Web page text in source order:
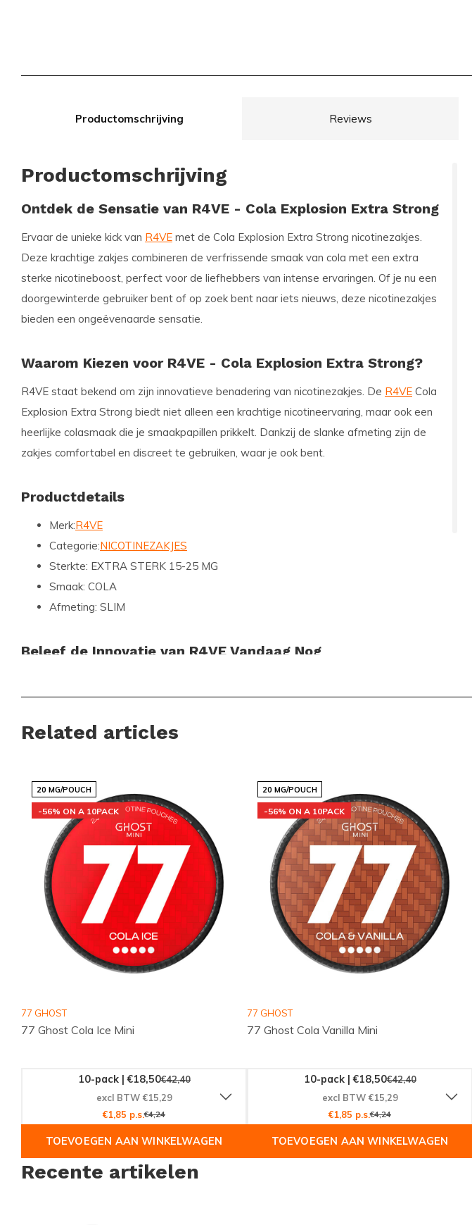
Productomschrijving Reviews
Productomschrijving
Ontdek de Sensatie van R4VE - Cola Explosion Extra Strong
Ervaar de unieke kick van R4VE met de Cola Explosion Extra Strong nicotinezakjes.
Deze krachtige zakjes combineren de verfrissende smaak van cola met een extra
sterke nicotineboost, perfect voor de liefhebbers van intense ervaringen. Of je nu een
doorgewinterde gebruiker bent of op zoek bent naar iets nieuws, deze nicotinezakjes
bieden een ongeëvenaarde sensatie.
Waarom Kiezen voor R4VE - Cola Explosion Extra Strong?
R4VE staat bekend om zijn innovatieve benadering van nicotinezakjes. De R4VE Cola
Explosion Extra Strong biedt niet alleen een krachtige nicotineervaring, maar ook een
heerlijke colasmaak die je smaakpapillen prikkelt. Dankzij de slanke afmeting zijn de
zakjes comfortabel en discreet te gebruiken, waar je ook bent.
Productdetails
Merk:R4VE
Categorie:NICOTINEZAKJES
Sterkte: EXTRA STERK 15-25 MG
Smaak: COLA
Afmeting: SLIM
Beleef de Innovatie van R4VE Vandaag Nog
Cola Explosion Extra Strong en geniet van de perfecte combinatie van smaak en kracht.
je aan bij de wereldwijde gemeenschap van tevreden klanten die vertrouwen op
favoriet!
Related articles
20 MG/POUCH
-56% ON A 10PACK
77 GHOST
77 Ghost Cola Ice Mini
10-pack | €18,50€42,40
excl BTW €15,29
€1,85 p.s.€4,24
TOEVOEGEN AAN WINKELWAGEN
20 MG/POUCH
-56% ON A 10PACK
77 GHOST
77 Ghost Cola Vanilla Mini
10-pack | €18,50€42,40
excl BTW €15,29
€1,85 p.s.€4,24
TOEVOEGEN AAN WINKELWAGEN
Recente artikelen